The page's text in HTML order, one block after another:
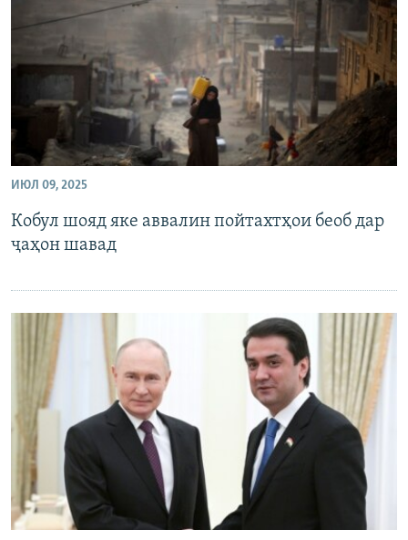
ИЮЛ 09, 2025
Кобул шояд яке аввалин пойтахтҳои беоб дар
ҷаҳон шавад